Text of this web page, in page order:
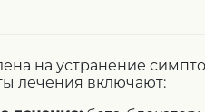
на устранение
лечения включают: